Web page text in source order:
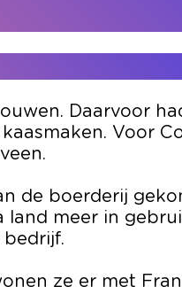
Daarvoor
Voor
de boerderij
meer in
bedrijf.
ze er met